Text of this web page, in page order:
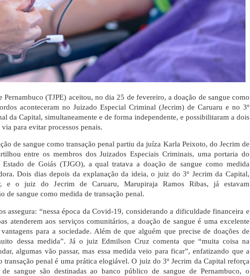
Pernambuco (TJPE) aceitou, no dia 25 de fevereiro, a doação de sangue como
aconteceram no Juizado Especial Criminal (Jecrim) de Caruaru e no 3º
da Capital, simultaneamente e de forma independente, e possibilitaram a dois
para evitar processos penais.
de sangue como transação penal partiu da juíza Karla Peixoto, do Jecrim de
entre os membros dos Juizados Especiais Criminais, uma portaria do
de Goiás (TJGO), a qual tratava a doação de sangue como medida
Dois dias depois da explanação da ideia, o juiz do 3º Jecrim da Capital,
e o juiz do Jecrim de Caruaru, Marupiraja Ramos Ribas, já estavam
de sangue como medida de transação penal.
assegura: “nessa época da Covid-19, considerando a dificuldade financeira e
atenderem aos serviços comunitários, a doação de sangue é uma excelente
para a sociedade. Além de que alguém que precise de doações de
dessa medida”. Já o juiz Edmilson Cruz comenta que “muita coisa na
algumas vão passar, mas essa medida veio para ficar”, enfatizando que a
transação penal é uma prática elogiável. O juiz do 3º Jecrim da Capital reforça
sangue são destinadas ao banco público de sangue de Pernambuco, o